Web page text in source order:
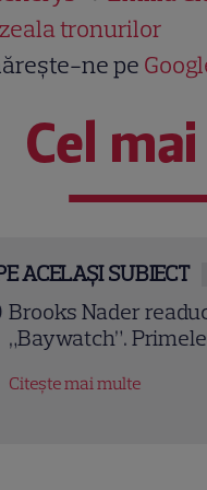
tronurilor
ne pe
Cel
ACELAȘI SUBIECT
Nader readuce
Primele
mai multe